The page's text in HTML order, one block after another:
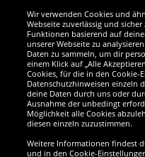
Wir sind
Wir verwenden Cookies und
Webseite zuverlässig und
Funktionen basierend auf
unserer Webseite zu
Daten zu sammeln, um dir
einem Klick auf „Alle
Cookies, für die in den Cookie-
Datenschutzhinweisen einzeln
deine Daten durch uns oder
Ausnahme der unbedingt
Möglichkeit alle Cookies
diesen einzeln zuzustimmen.
Weitere Informationen findest
und in den Cookie-